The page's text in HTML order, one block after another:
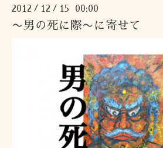
2012 / 12 / 15 00:00
〜男の死に際〜に寄せて